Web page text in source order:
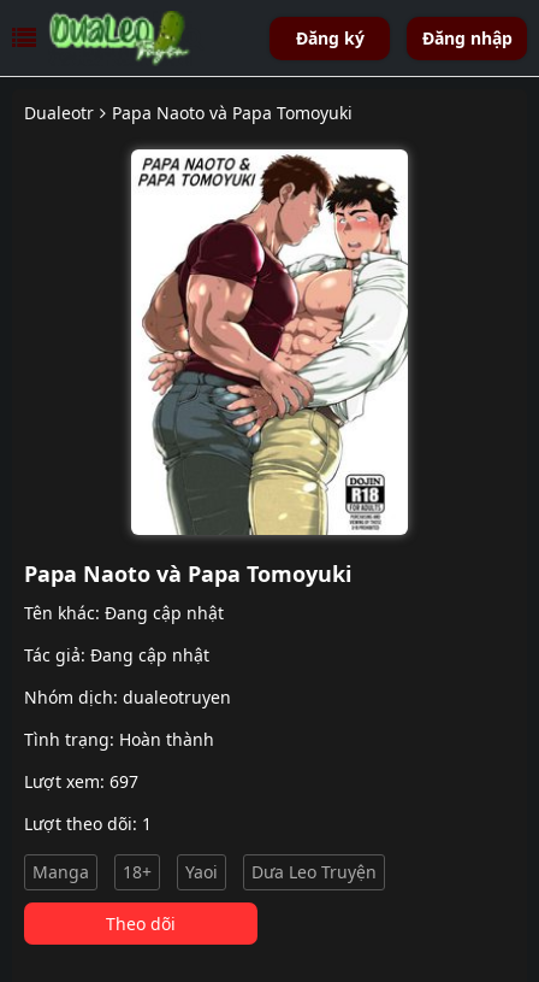
Đăng ký Đăng nhập
Dualeotr Papa Naoto và Papa Tomoyuki
Papa Naoto và Papa Tomoyuki
Tên khác: Đang cập nhật
Tác giả: Đang cập nhật
Nhóm dịch: dualeotruyen
Tình trạng: Hoàn thành
Lượt xem: 697
Lượt theo dõi: 1
Manga 18+ Yaoi Dưa Leo Truyện
Theo dõi